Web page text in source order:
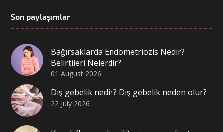
Son paylaşımlar
Bağırsaklarda Endometriozis Nedir?
Belirtileri Nelerdir?
01 August 2026
Dış gebelik nedir? Dış gebelik neden olur?
22 July 2026